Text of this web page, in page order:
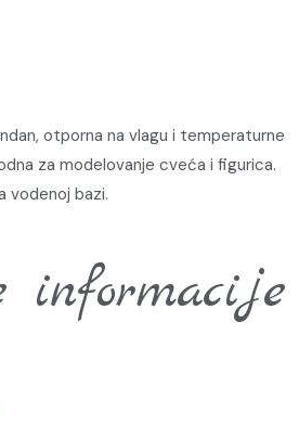
otporna na vlagu i temperaturne
za modelovanje cveća i figurica.
vodenoj bazi.
informacije